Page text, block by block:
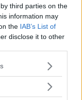
third parties on the
information may
the IAB’s List of
disclose it to other
or more Google
You may click to
fråga till det stora
att endast ställa
lite sarkastisk, och